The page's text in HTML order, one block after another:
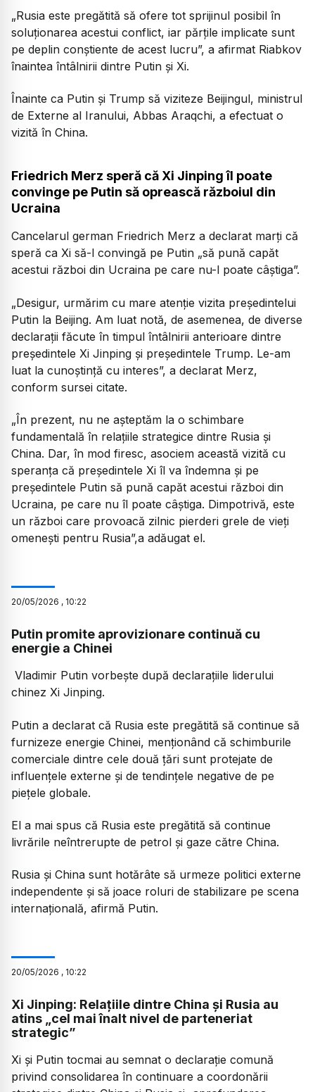
„Rusia este pregătită să ofere tot sprijinul posibil în
soluționarea acestui conflict, iar părțile implicate sunt
pe deplin conștiente de acest lucru”, a afirmat Riabkov
înaintea întâlnirii dintre Putin și Xi.
Înainte ca Putin și Trump să viziteze Beijingul, ministrul
de Externe al Iranului, Abbas Araqchi, a efectuat o
vizită în China.
Friedrich Merz speră că Xi Jinping îl poate
convinge pe Putin să oprească războiul din
Ucraina
Cancelarul german Friedrich Merz a declarat marți că
speră ca Xi să-l convingă pe Putin „să pună capăt
acestui război din Ucraina pe care nu-l poate câștiga”.
„Desigur, urmărim cu mare atenție vizita președintelui
Putin la Beijing. Am luat notă, de asemenea, de diverse
declarații făcute în timpul întâlnirii anterioare dintre
președintele Xi Jinping și președintele Trump. Le-am
luat la cunoștință cu interes”, a declarat Merz,
conform sursei citate.
„În prezent, nu ne așteptăm la o schimbare
fundamentală în relațiile strategice dintre Rusia și
China. Dar, în mod firesc, asociem această vizită cu
speranța că președintele Xi îl va îndemna și pe
președintele Putin să pună capăt acestui război din
Ucraina, pe care nu îl poate câștiga. Dimpotrivă, este
un război care provoacă zilnic pierderi grele de vieți
omenești pentru Rusia”,a adăugat el.
20/05/2026 , 10:22
Putin promite aprovizionare continuă cu
energie a Chinei
Vladimir Putin vorbește după declarațiile liderului
chinez Xi Jinping.
Putin a declarat că Rusia este pregătită să continue să
furnizeze energie Chinei, menționând că schimburile
comerciale dintre cele două țări sunt protejate de
influențele externe și de tendințele negative de pe
piețele globale.
El a mai spus că Rusia este pregătită să continue
livrările neîntrerupte de petrol și gaze către China.
Rusia și China sunt hotărâte să urmeze politici externe
independente și să joace roluri de stabilizare pe scena
internațională, afirmă Putin.
20/05/2026 , 10:22
Xi Jinping: Relațiile dintre China și Rusia au
atins „cel mai înalt nivel de parteneriat
strategic”
Xi și Putin tocmai au semnat o declarație comună
privind consolidarea în continuare a coordonării